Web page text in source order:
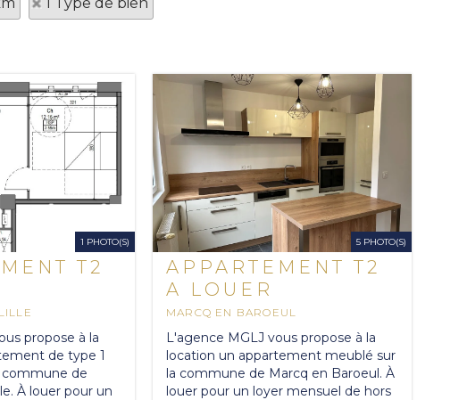
1 PHOTO(S)
T2
propose à la
de type 1
commune de
À louer pour un
5 PHOTO(S)
APPARTEMENT T2
A LOUER
MARCQ EN BAROEUL
44.24 M2
L'agence MGLJ vous propose à la
location un appartement meublé sur
la commune de Marcq en Baroeul. À
louer pour un loyer mensuel de hors